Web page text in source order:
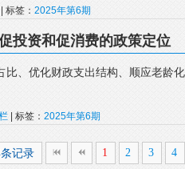
| 标签： 2025年第6期
投资和促消费的政策定位
比、优化财政支出结构、顺应老龄
| 标签： 2025年第6期
记录 1 2 3 4